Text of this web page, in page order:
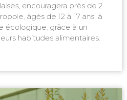
encouragera près de 2
âgés de 12 à 17 ans, à
écologique, grâce à un
habitudes alimentaires.